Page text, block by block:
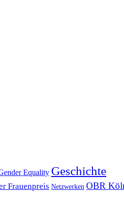
Equality Geschichte
Frauenpreis Netzwerken OBR